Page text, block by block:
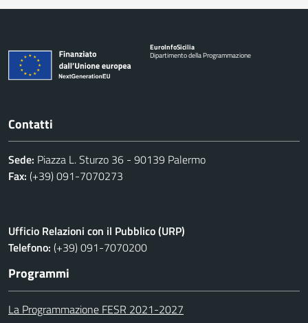
EuroInfoSicilia
Dipartimento della Programmazione
Contatti
Sede: Piazza L. Sturzo 36 - 90139 Palermo
Fax: (+39) 091-7070273
Ufficio Relazioni con il Pubblico (URP)
Telefono: (+39) 091-7070200
Programmi
La Programmazione FESR 2021-2027